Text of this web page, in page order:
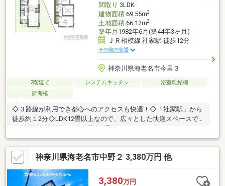
間取り 3LDK
建物面積69.55m2
土地面積66.12m2
築年月 1982年6月(築44年3ヶ月)
ＪＲ相模線 社家駅 徒歩12分
その他の交通
神奈川県海老名市今里３
2階建て システムキッチン
浴室乾燥機
所有権
◇３路線が利用でき都心へのアクセスも快適！◇「社家駅」から
徒歩約１2分◇LDK12畳以上なので、広々とした快適スペースで
ルームで贅沢な時間を過ごせます♪--------------------地元密着のKATO
不動産 町田駅前店太陽光発電やリフォーム、売却のご相談も無
料で承ります。◇小田急小田原線「町田」駅北口徒歩１分◇ご内
見希望・物件の詳細等はコチラまでTEL 0120-613-121
神奈川県海老名市中野２ 3,380万円 他
3,380万円